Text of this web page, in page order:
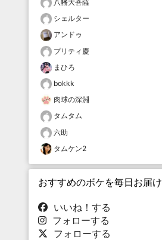
八幡大菩薩
シェルター
アンドゥ
プリティ慶
まひろ
bokkk
肉球の深淵
タムタム
六助
タムケン2
おすすめのボケを毎日お届け
いいね！する
フォローする
フォローする